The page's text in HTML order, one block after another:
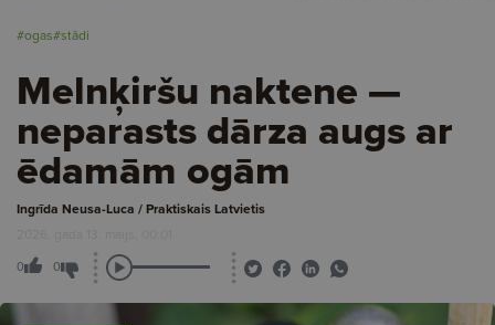
#ogas#stādi
Melnķiršu naktene —
neparasts dārza augs ar
ēdamām ogām
Ingrīda Neusa-Luca / Praktiskais Latvietis
2026. gada 13. maijs, 00:01
0 0